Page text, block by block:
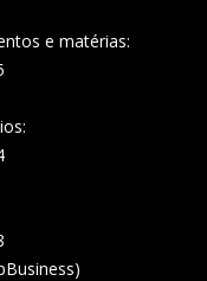
e matérias: